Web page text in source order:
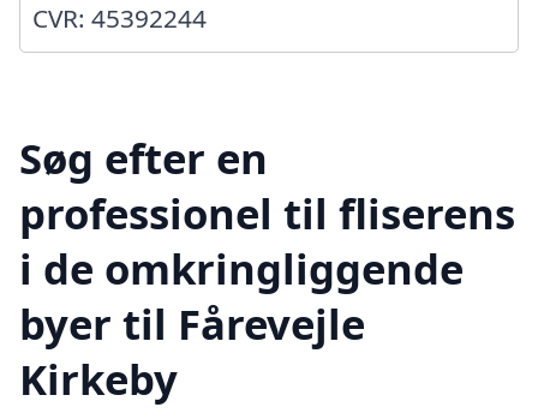
CVR: 45392244
Søg efter en
professionel til fliserens
i de omkringliggende
byer til Fårevejle
Kirkeby